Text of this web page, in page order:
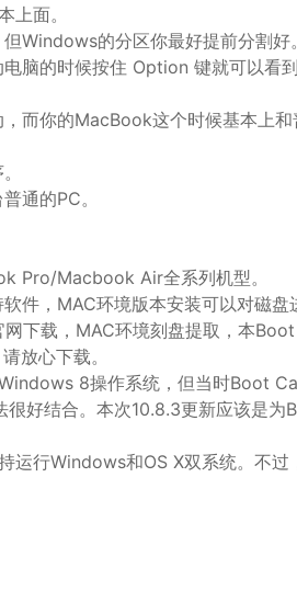
面。
Windows的分区你最好提前分割好。
脑的时候按住 Option 键就可以看
而你的MacBook这个时候基本上和
通的PC。
Pro/Macbook Air全系列机型。
，MAC环境版本安装可以对磁盘
下载，MAC环境刻盘提取，本
放心下载。
8操作系统，但当时Boot
好结合。本次10.8.3更新应该是
行Windows和OS X双系统。不过